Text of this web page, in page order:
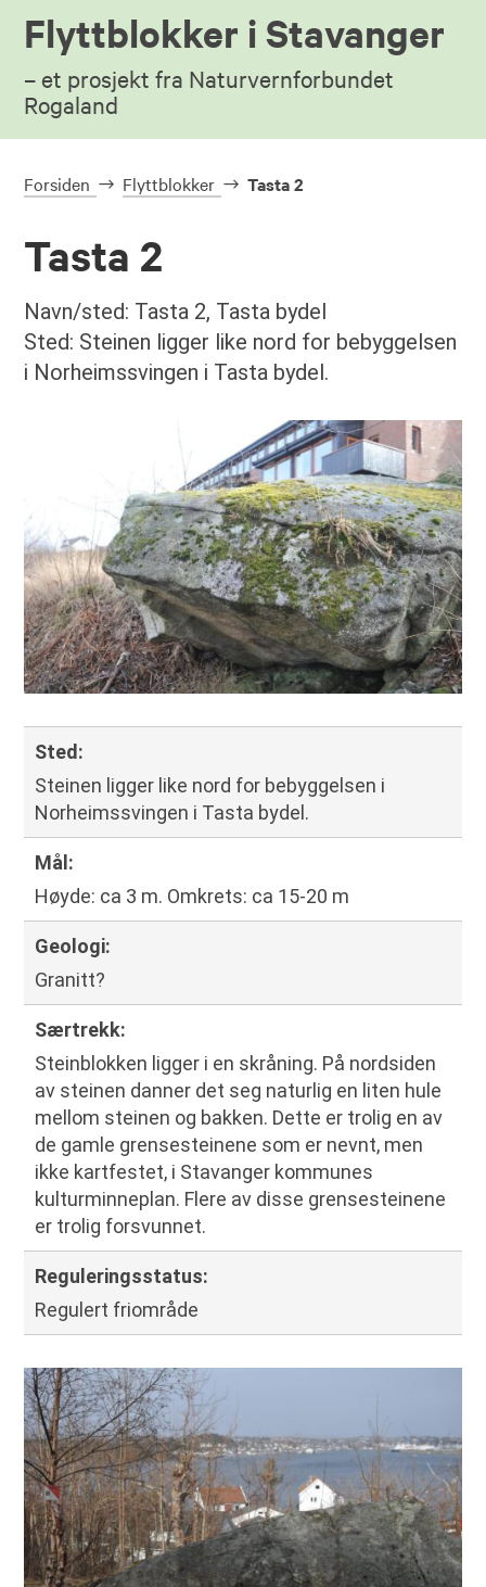
Flyttblokker i Stavanger
– et prosjekt fra Naturvernforbundet
Rogaland
Forsiden Flyttblokker Tasta 2
Tasta 2
Navn/sted: Tasta 2, Tasta bydel
Sted: Steinen ligger like nord for bebyggelsen
i Norheimssvingen i Tasta bydel.
Sted :
Steinen ligger like nord for bebyggelsen i
Norheimssvingen i Tasta bydel.
Mål :
Høyde: ca 3 m. Omkrets: ca 15-20 m
Geologi:
Granitt?
Særtrekk:
Steinblokken ligger i en skråning. På nordsiden
av steinen danner det seg naturlig en liten hule
mellom steinen og bakken. Dette er trolig en av
de gamle grensesteinene som er nevnt, men
ikke kartfestet, i Stavanger kommunes
kulturminneplan. Flere av disse grensesteinene
er trolig forsvunnet.
Reguleringsstatus:
Regulert friområde